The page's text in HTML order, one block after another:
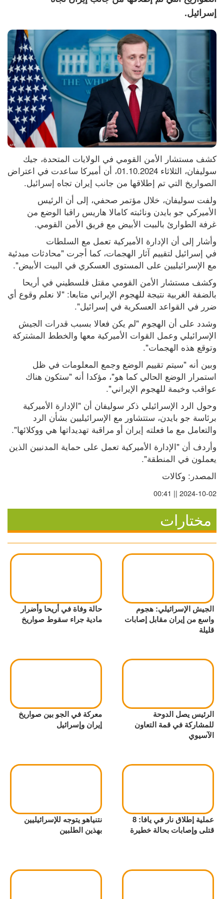
إسرائيل.
الصواريخ التي تم إطلاقها من جانب إيران تجاه إسرائيل.
غرفة الطوارئ بالبيت الأبيض مع فريق الأمن القومي.
مع الإسرائيليين على المستوى العسكري في البيت الأبيض".
ضرر في القواعد العسكرية في إسرائيل".
وتوقع هذه الهجمات".
عواقب وخيمة للهجوم الإيراني".
والتعامل مع ما فعلته إيران أو مراقبة تهديداتها هي ووكلائها".
يعملون في المنطقة".
المصدر: وكالات
2024-10-02 || 00:41
مختارات
الجيش الإسرائيلي: هجوم
واسع من إيران مقابل إصابات
قليلة
حالة وفاة في أريحا وأضرار
مادية جراء سقوط صواريخ
الرئيس يصل الدوحة
للمشاركة في قمة التعاون
الآسيوي
معركة في الجو بين صواريخ
إيران وإسرائيل
عملية إطلاق نار في يافا: 8
قتلى وإصابات بحالة خطيرة
نتنياهو يتوجه للإسرائيليين
بهذين الطلبين